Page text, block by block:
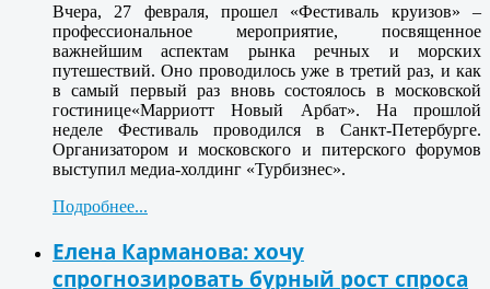
Вчера, 27 февраля, прошел «Фестиваль круизов» –
профессиональное мероприятие, посвященное
важнейшим аспектам рынка речных и морских
путешествий. Оно проводилось уже в третий раз, и как
в самый первый раз вновь состоялось в московской
гостинице«Марриотт Новый Арбат». На прошлой
неделе Фестиваль проводился в Санкт-Петербурге.
Организатором и московского и питерского форумов
выступил медиа-холдинг «Турбизнес».
Подробнее...
Елена Карманова: хочу
спрогнозировать бурный рост спроса